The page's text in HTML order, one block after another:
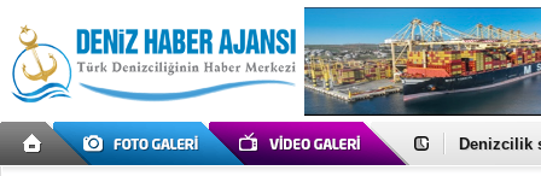
Rusya,
Denizcilik